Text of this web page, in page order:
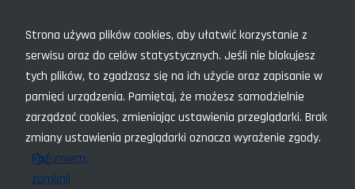
Strona używa plików cookies, aby ułatwić korzystanie z
serwisu oraz do celów statystycznych. Jeśli nie blokujesz
tych plików, to zgadzasz się na ich użycie oraz zapisanie w
pamięci urządzenia. Pamiętaj, że możesz samodzielnie
zarządzać cookies, zmieniając ustawienia przeglądarki. Brak
zmiany ustawienia przeglądarki oznacza wyrażenie zgody.
Rozumiem,
zamknij